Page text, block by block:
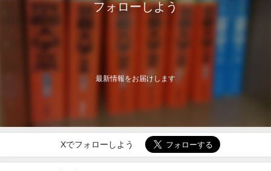
フォローしよう
最新情報をお届けします
Xでフォローしよう